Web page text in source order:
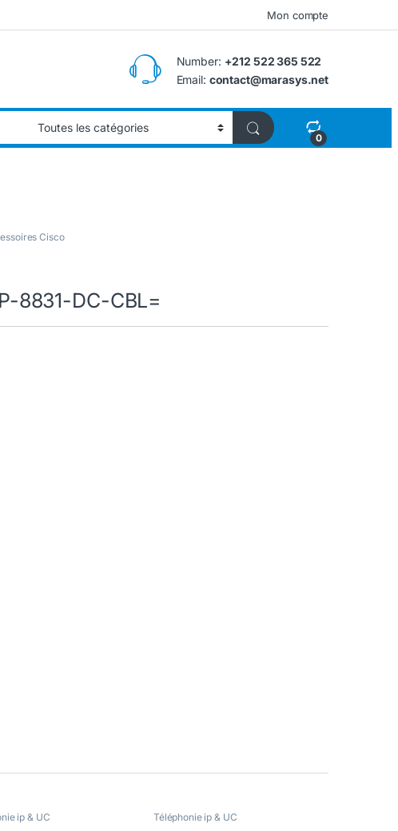
Mon compte
Number: +212 522 365 522
Email: contact@marasys.net
0
Cisco
8831-DC-CBL=
ip & UC Téléphonie ip & UC